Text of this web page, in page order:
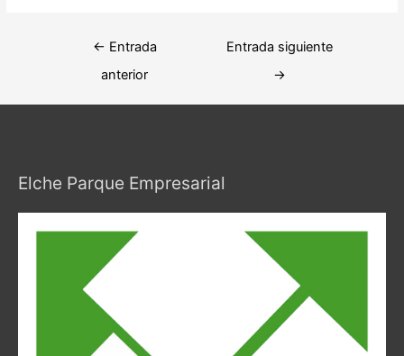
Navegación
← Entrada
anterior
Entrada siguiente
→
Elche Parque Empresarial